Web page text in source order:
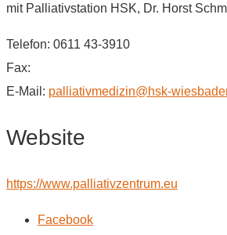
mit Palliativstation HSK, Dr. Horst
Telefon: 0611 43-3910
Fax:
E-Mail: palliativmedizin@hsk-
Website
https://www.palliativzentrum.eu
Facebook